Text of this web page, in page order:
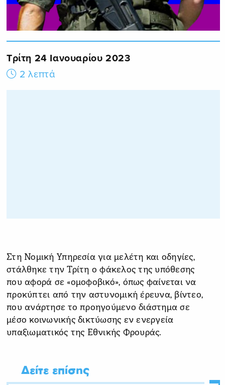
Τρίτη 24 Ιανουαρίου 2023
2 λεπτά
Στη Νομική Υπηρεσία για μελέτη και οδηγίες,
στάλθηκε την Τρίτη ο φάκελος της υπόθεσης
που αφορά σε «ομοφοβικό», όπως φαίνεται να
προκύπτει από την αστυνομική έρευνα, βίντεο,
που ανάρτησε το προηγούμενο διάστημα σε
μέσο κοινωνικής δικτύωσης εν ενεργεία
υπαξιωματικός της Εθνικής Φρουράς.
Δείτε επίσης